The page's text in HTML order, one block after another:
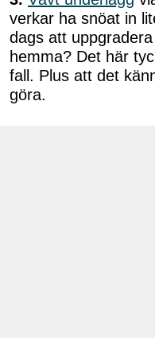
verkar ha snöat in
dags att
hemma? Det här
fall. Plus att det
göra.